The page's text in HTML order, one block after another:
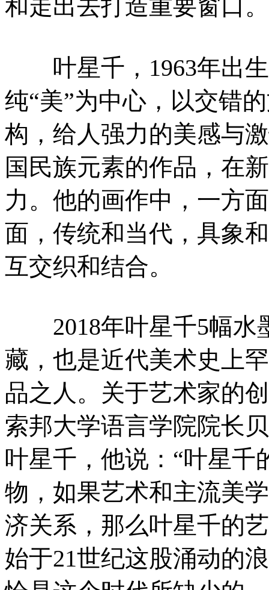
和走出去打造重要窗口。
叶星千，1963年出生
纯“美”为中心，以交错
构，给人强力的美感与
国民族元素的作品，在
力。他的画作中，一方
面，传统和当代，具象
互交织和结合。
2018年叶星千5幅水
藏，也是近代美术史上
品之人。关于艺术家的
索邦大学语言学院院长
叶星千，他说：“叶星千
物，如果艺术和主流美
济关系，那么叶星千的
始于21世纪这股涌动的